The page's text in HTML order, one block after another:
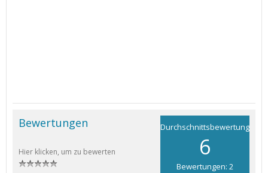
Durchschnittsbewertung
6
Bewertungen: 2
Bewertungen
Hier klicken, um zu bewerten